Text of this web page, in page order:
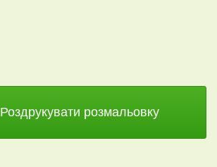
Роздрукувати розмальовку